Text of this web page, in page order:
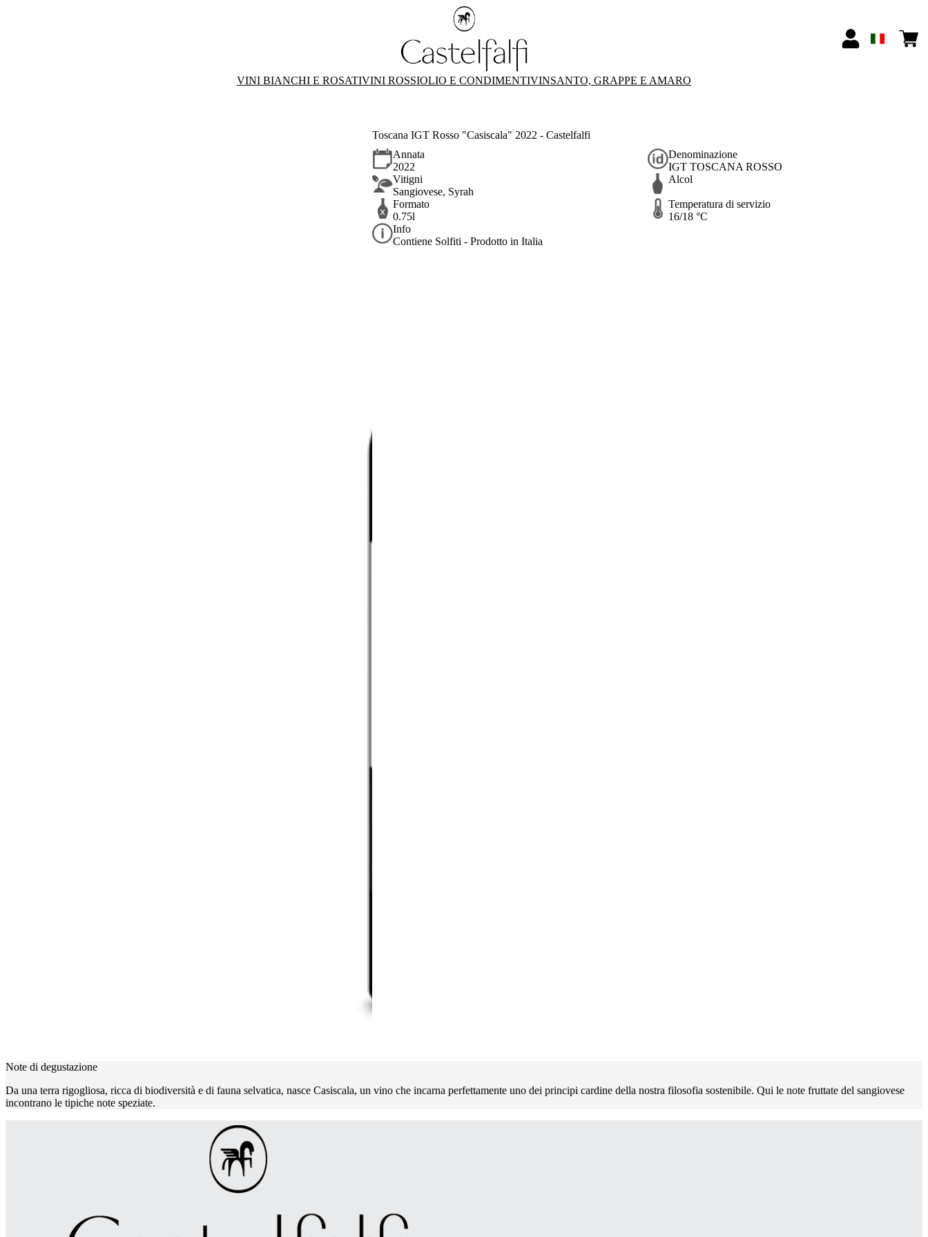
VINI BIANCHI E ROSATIVINI ROSSIOLIO E CONDIMENTIVINSANTO, GRAPPE E AMARO
Toscana IGT Rosso "Casiscala" 2022 - Castelfalfi
Annata
2022
Denominazione
IGT TOSCANA ROSSO
Vitigni
Sangiovese, Syrah
Alcol
Formato
0.75l
Temperatura di servizio
16/18 °C
Info
Contiene Solfiti - Prodotto in Italia
Note di degustazione
Da una terra rigogliosa, ricca di biodiversità e di fauna selvatica, nasce Casiscala, un vino che incarna perfettamente uno dei principi cardine della nostra filosofia sostenibile. Qui le note fruttate del sangiovese
incontrano le tipiche note speziate.